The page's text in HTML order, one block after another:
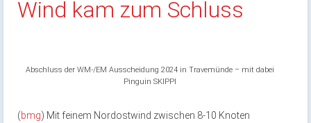
Wind kam zum Schluss
Abschluss der WM-/EM Ausscheidung 2024 in Travemünde – mit dabei
Pinguin SKIPPI
(bmg) Mit feinem Nordostwind zwischen 8-10 Knoten